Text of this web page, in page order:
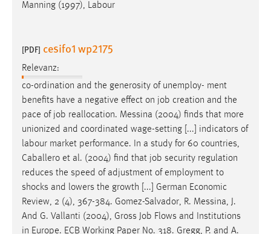
Manning (1997), Labour
[PDF] cesifo1 wp2175
Relevanz:
co-ordination and the generosity of unemploy- ment
benefits have a negative effect on job creation and the
pace of job reallocation. Messina (2004) finds that more
unionized and coordinated wage-setting [...] indicators of
labour market performance. In a study for 60 countries,
Caballero et al. (2004) find that job security regulation
reduces the speed of adjustment of employment to
shocks and lowers the growth [...] German Economic
Review, 2 (4), 367-384. Gomez-Salvador, R. Messina, J.
And G. Vallanti (2004), Gross Job Flows and Institutions
in Europe. ECB Working Paper No. 318. Gregg, P. and A.